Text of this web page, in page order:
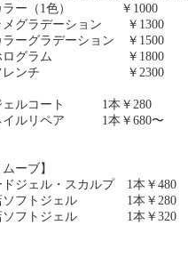
ラー（1色） ￥1000
メグラデーション ￥1300
ラーグラデーション ￥1500
ログラム ￥1800
フレンチ ￥2300
ルコート 1本￥280
ルリペア 1本￥680〜
ムーブ】
ドジェル・スカルプ 1本￥480
ソフトジェル 1本￥280
ソフトジェル 1本￥320